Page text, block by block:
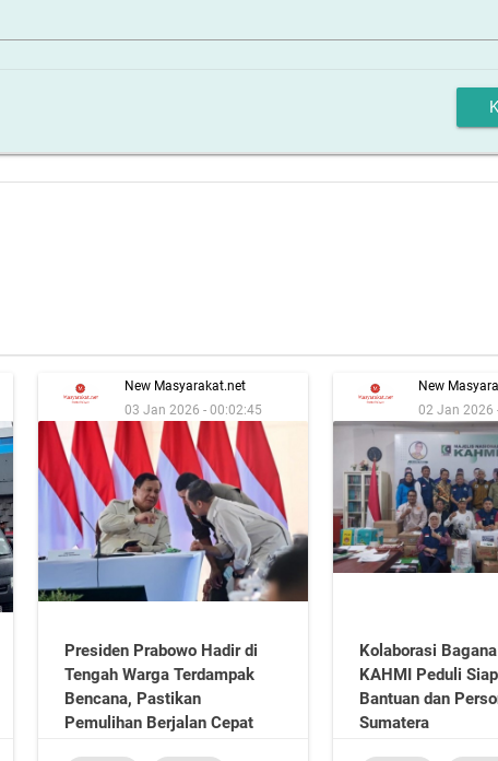
New Masyarakat.net
03 Jan 2026 - 00:02:45
Presiden Prabowo Hadir di
Tengah Warga Terdampak
Bencana, Pastikan
Pemulihan Berjalan Cepat
New
02 Jan 2026
Kolaborasi
KAHMI Peduli
Bantuan dan
Sumatera